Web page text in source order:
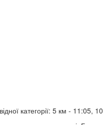
категорії: 5 км - 11:05,